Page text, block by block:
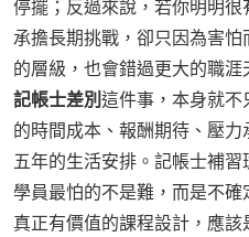
停擺；反過來說，若你明明
承擔長期挑戰，卻只因為害
的層級，也會錯過更大的職
記帳士差別這件事，本身就
的時間成本、報酬期待、壓
五年的生活安排。記帳士補
學員最怕的不是難，而是不
真正有價值的課程設計，應